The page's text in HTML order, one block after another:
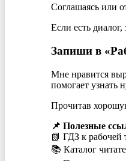
Соглашаясь или
Если есть диалог,
Запиши в
Мне нравится
помогает узнать
Прочитав
📌 Полезные
📗 ГДЗ к рабочей
📚 Каталог